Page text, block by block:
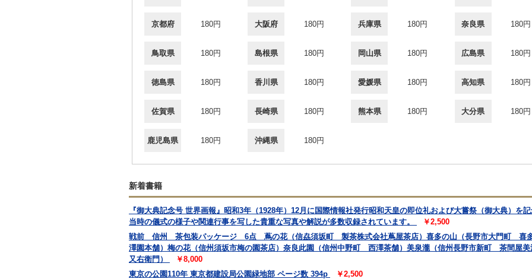
京都府 180円 大阪府 180円 兵庫県 180円 奈良県 180円
鳥取県 180円 島根県 180円 岡山県 180円 広島県 180円
徳島県 180円 香川県 180円 愛媛県 180円 高知県 180円
佐賀県 180円 長崎県 180円 熊本県 180円 大分県 180円
鹿児島県 180円 沖縄県 180円
新着書籍
『御大典記念号 世界画報』昭和3年（1928年）12月に国際情報社発行昭和天皇の即位礼および大嘗祭（御大典）を
当時の儀式の様子や関連行事を写した貴重な写真や解説が多数収録されています。
￥2,500
戦前 信州 茶包装パッケージ 6点 蔦の花（信劦須坂町 製茶株式会社蔦屋茶店）喜多の山（長野市大門町 喜
澤園本舗）梅の花（信州須坂市梅の園茶店）奈良此園（信州中野町 西澤茶舗）美泉瀧（信州長野市新町 茶間屋
又右衛門）
￥8,000
東京の公園110年 東京都建設局公園緑地部 ページ数 394p
￥2,500